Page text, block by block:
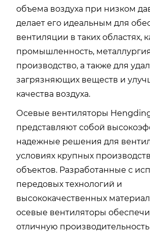
объема воздуха при низком
делает его идеальным для
вентиляции в таких областях,
промышленность,
производство, а также для
загрязняющих веществ и
качества воздуха.
Осевые вентиляторы
представляют собой
надежные решения для
условиях крупных
объектов. Разработанные с
передовых технологий и
высококачественных
осевые вентиляторы
отличную